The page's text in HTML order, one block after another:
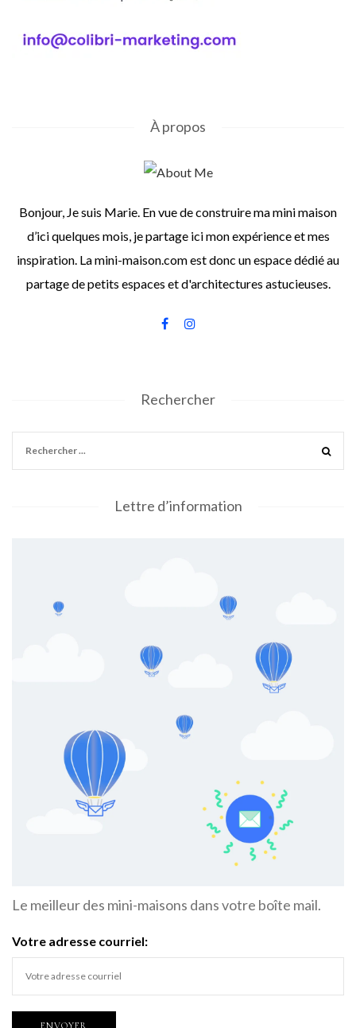
À propos
Bonjour, Je suis Marie. En vue de construire ma mini maison
d’ici quelques mois, je partage ici mon expérience et mes
inspiration. La mini-maison.com est donc un espace dédié au
partage de petits espaces et d'architectures astucieuses.
Rechercher
Lettre d’information
Le meilleur des mini-maisons dans votre boîte mail.
Votre adresse courriel: